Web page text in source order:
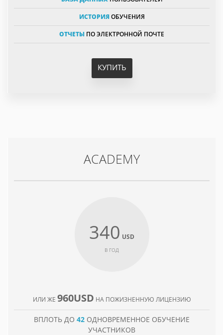
ИСТОРИЯОБУЧЕНИЯ
ОТЧЕТЫ ПО ЭЛЕКТРОННОЙ ПОЧТЕ
КУПИТЬ
ACADEMY
340USD
В ГОД
ИЛИ ЖЕ 960USD НА ПОЖИЗНЕННУЮ ЛИЦЕНЗИЮ
ВПЛОТЬ ДО 42 ОДНОВРЕМЕННОЕ ОБУЧЕНИЕ
УЧАСТНИКОВ